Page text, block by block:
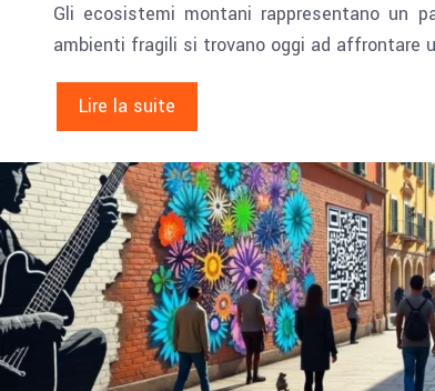
Gli ecosistemi montani rappresentano un
ambienti fragili si trovano oggi ad affrontare
Lire la suite